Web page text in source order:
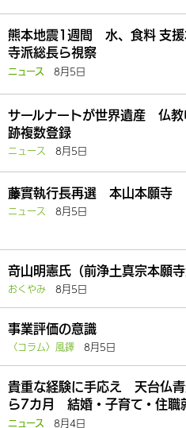
熊本地震1週間 水、食料 支
寺派総長ら視察
ニュース 8月5日
サールナートが世界遺産 仏教
跡複数登録
ニュース 8月5日
藤實執行長再選 本山本願寺
ニュース 8月5日
竒山明憲氏（前浄土真宗本願
おくやみ 8月5日
事業評価の意識
〈コラム〉風鐸 8月5日
貴重な経験に手応え 天台仏
ら7カ月 結婚・子育て・住職
ニュース 8月4日